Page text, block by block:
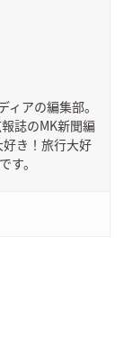
アの編集部。
誌のMK新聞編
き！旅行大好
す。